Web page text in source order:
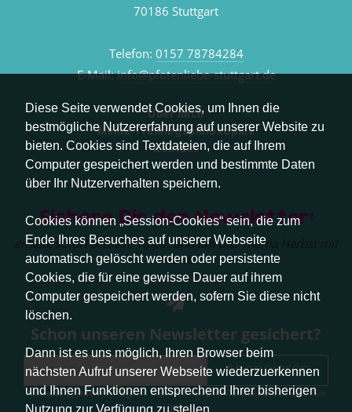
Diese Seite verwendet Cookies, um Ihnen die
bestmögliche Nutzererfahrung auf unserer Website zu
bieten. Cookies sind Textdateien, die auf Ihrem
Computer gespeichert werden und bestimmte Daten
über Ihr Nutzerverhalten speichern.
Cookies können „Session-Cookies“ sein, die zum
Ende Ihres Besuches auf unserer Webseite
automatisch gelöscht werden oder persistente
Cookies, die für eine gewisse Dauer auf ihrem
Computer gespeichert werden, sofern Sie diese nicht
löschen.
Dann ist es uns möglich, Ihren Browser beim
nächsten Aufruf unserer Webseite wiederzuerkennen
und Ihnen Funktionen entsprechend Ihrer bisherigen
Nutzung zur Verfügung zu stellen.
70186 Stuttgart
Telefon: 0157 78784284
E-Mail:info@pfotenliebe-stuttgart.de
Über mich
Meine Trainingsphilosophie
Kontakt
Sichere Dir den Newsletter:
erhalte sofort aktuelle Tipps rund um das Thema Herbst mit
Hund.
Schon unseren Newsletter gesichert?
Abonnieren
Abmeldung jederzeit möglich. Weitere Infos zum Datenschutz erhalten Sie
hier.